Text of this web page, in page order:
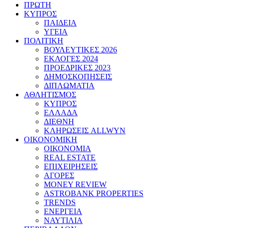
ΠΡΩΤΗ
ΚΥΠΡΟΣ
ΠΑΙΔΕΙΑ
ΥΓΕΙΑ
ΠΟΛΙΤΙΚΗ
ΒΟΥΛΕΥΤΙΚΕΣ 2026
ΕΚΛΟΓΕΣ 2024
ΠΡΟΕΔΡΙΚΕΣ 2023
ΔΗΜΟΣΚΟΠΗΣΕΙΣ
ΔΙΠΛΩΜΑΤΙΑ
ΑΘΛΗΤΙΣΜΟΣ
ΚΥΠΡΟΣ
ΕΛΛΑΔΑ
ΔΙΕΘΝΗ
ΚΛΗΡΩΣΕΙΣ ALLWYN
ΟΙΚΟΝΟΜΙΚΗ
ΟΙΚΟΝΟΜΙΑ
REAL ESTATE
ΕΠΙΧΕΙΡΗΣΕΙΣ
ΑΓΟΡΕΣ
MONEY REVIEW
ASTROBANK PROPERTIES
TRENDS
ΕΝΕΡΓΕΙΑ
ΝΑΥΤΙΛΙΑ